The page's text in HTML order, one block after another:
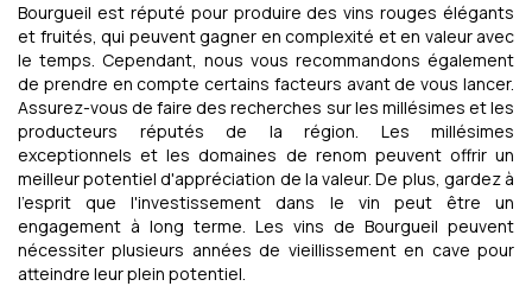
Bourgueil est réputé pour produire des vins rouges élégants
et fruités, qui peuvent gagner en complexité et en valeur avec
le temps. Cependant, nous vous recommandons également
de prendre en compte certains facteurs avant de vous lancer.
Assurez-vous de faire des recherches sur les millésimes et les
producteurs réputés de la région. Les millésimes
exceptionnels et les domaines de renom peuvent offrir un
meilleur potentiel d'appréciation de la valeur. De plus, gardez à
l'esprit que l'investissement dans le vin peut être un
engagement à long terme. Les vins de Bourgueil peuvent
nécessiter plusieurs années de vieillissement en cave pour
atteindre leur plein potentiel.